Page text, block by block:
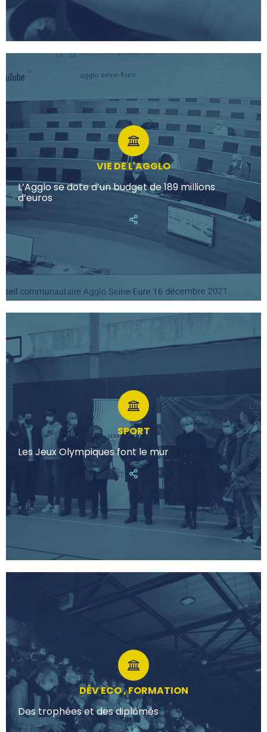
VIE DE L'AGGLO
L’Agglo se dote d’un budget de 189 millions
d’euros
SPORT
Les Jeux Olympiques font le mur
DÉV ECO , FORMATION
Des trophées et des diplômés